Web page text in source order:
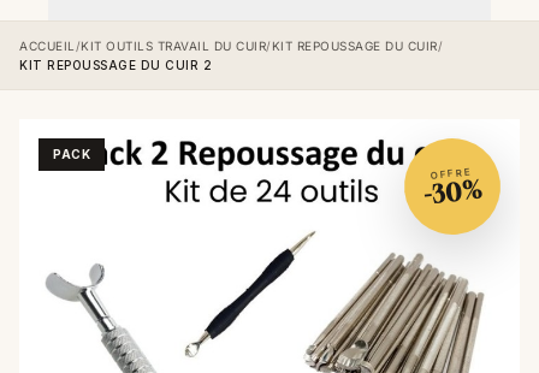
ACCUEIL /KIT OUTILS TRAVAIL DU CUIR/ KIT REPOUSSAGE DU CUIR/
KIT REPOUSSAGE DU CUIR 2
PACK
OFFRE
-30%